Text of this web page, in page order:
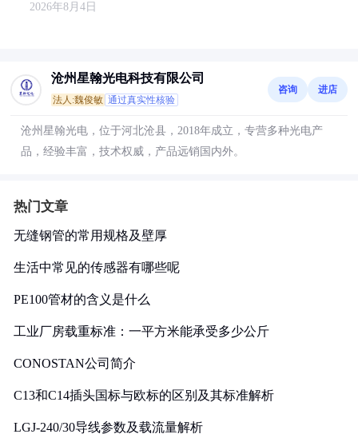
2026年8月4日
沧州星翰光电科技有限公司
法人:魏俊敏 通过真实性核验
咨询 进店
沧州星翰光电，位于河北沧县，2018年成立，专营多种光电产
品，经验丰富，技术权威，产品远销国内外。
热门文章
无缝钢管的常用规格及壁厚
生活中常见的传感器有哪些呢
PE100管材的含义是什么
工业厂房载重标准：一平方米能承受多少公斤
CONOSTAN公司简介
C13和C14插头国标与欧标的区别及其标准解析
LGJ-240/30导线参数及载流量解析